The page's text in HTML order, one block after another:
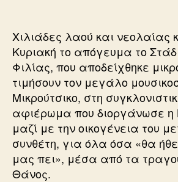
Χιλιάδες λαού και νεολαίας
Κυριακή το απόγευμα το
Φιλίας, που αποδείχθηκε
τιμήσουν τον μεγάλο
Μικρούτσικο, στη
αφιέρωμα που διοργάνωσε η
μαζί με την οικογένεια του
συνθέτη, για όλα όσα «θα
μας πει», μέσα από τα
Θάνος.